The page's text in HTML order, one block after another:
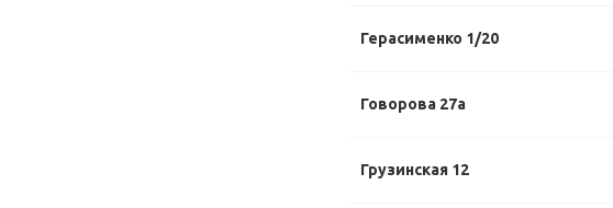
Герасименко 1/20
Говорова 27а
Грузинская 12